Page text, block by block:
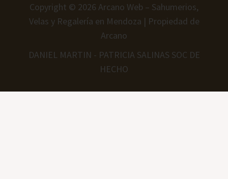
Copyright © 2026 Arcano Web – Sahumerios,
Velas y Regalería en Mendoza | Propiedad de
Arcano
DANIEL MARTIN - PATRICIA SALINAS SOC DE
HECHO